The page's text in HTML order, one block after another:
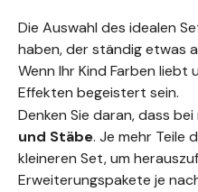
Die Auswahl des idealen
haben, der ständig etwas
Wenn Ihr Kind Farben
Effekten begeistert sein.
Denken Sie daran, dass
und Stäbe. Je mehr Teile
kleineren Set, um
Erweiterungspakete je